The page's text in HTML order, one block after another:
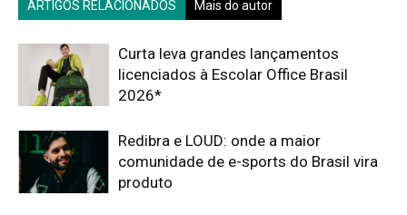
ARTIGOS RELACIONADOS Mais do autor
Curta leva grandes lançamentos
licenciados à Escolar Office Brasil
2026*
Redibra e LOUD: onde a maior
comunidade de e-sports do Brasil vira
produto